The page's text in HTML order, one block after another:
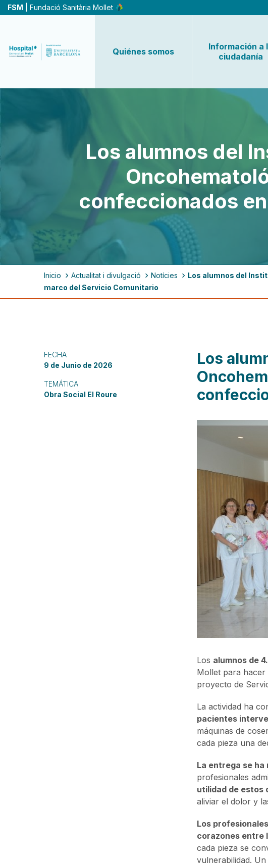
Pasar
al
FSM | Fundació Sanitària Mollet
Quiénes somos
Información a
ciudadanía
Los alumnos del
confeccionados
Inicio Actualitat i divulgació Notícies
Los alumnos del
marco del Servicio Comunitario
FECHA
9 de Junio de 2026
TEMÁTICA
Obra Social El Roure
Los
Los alumnos de
Mollet para hacer
proyecto de
La actividad ha
pacientes
máquinas de
cada pieza una
La entrega se
profesionales
utilidad de estos
aliviar el dolor y
Los
corazones entre
cada pieza se
vulnerabilidad.